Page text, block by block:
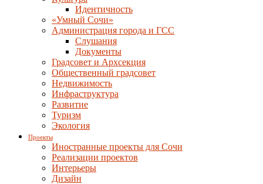
Идентичность
«Умный Сочи»
Администрация города и ГСС
Слушания
Документы
Градсовет и Архсекция
Общественный градсовет
Недвижимость
Инфраструктура
Развитие
Туризм
Экология
Проекты
Иностранные проекты для Сочи
Реализации проектов
Интерьеры
Дизайн